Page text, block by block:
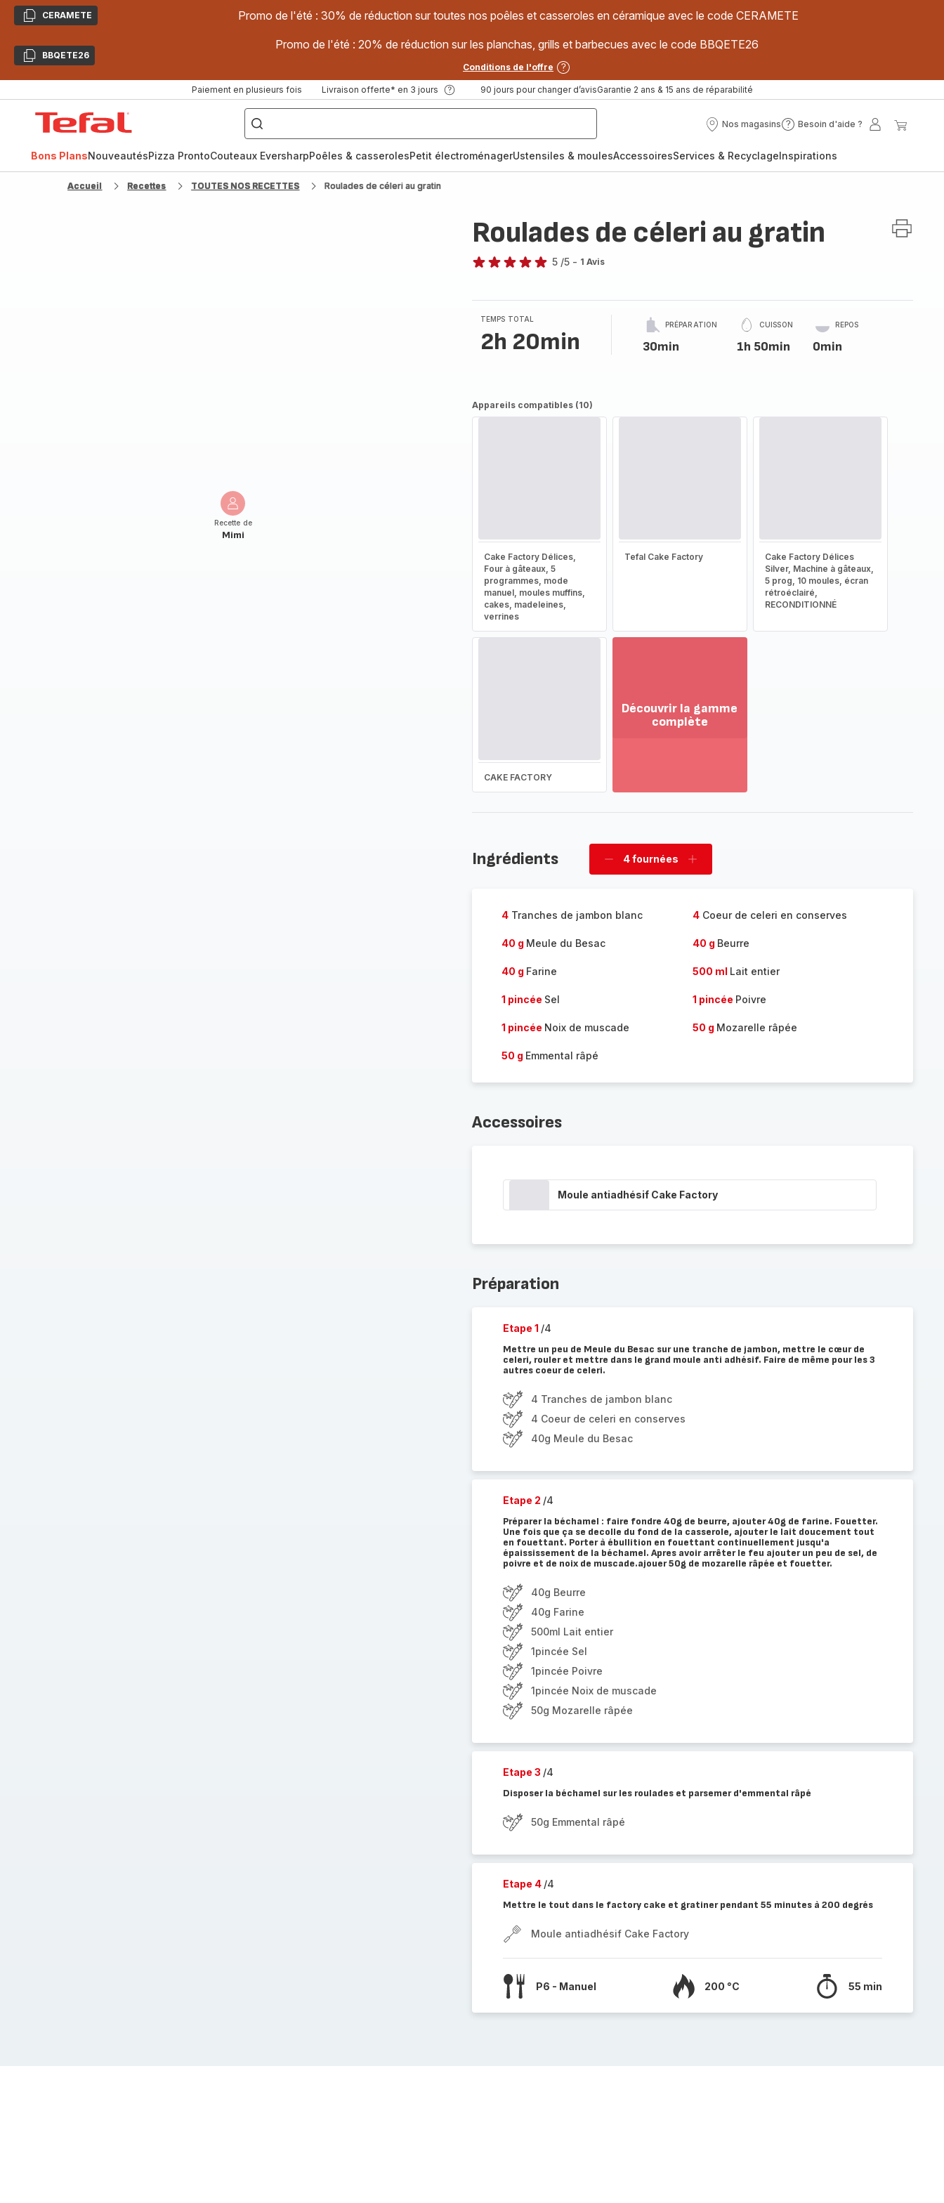
CopierCERAMETE Promo de l'été : 30% de réduction sur toutes nos poêles et casseroles en céramique avec le code CERAMETE
CopierBBQETE26
Promo de l'été : 20% de réduction sur les planchas, grills et barbecues avec le code BBQETE26
Conditions de l'offre
Paiement en plusieurs fois Livraison offerte* en 3 jours 90 jours pour changer d’avisGarantie 2 ans & 15 ans de réparabilité
["Poêles
inox,
Cake
Factory,
Nos magasins
Nos
Besoin d'aide ?
Besoin
?
Mon
Bons PlansNouveautésPizza ProntoCouteaux EversharpPoêles & casserolesPetit électroménagerUstensiles & moulesAccessoiresServices & RecyclageInspirations
Accueil Recettes TOUTES NOS RECETTES Roulades de céleri au gratin
Recette de
Mimi
Roulades de céleri au gratin
étoiles
(moyenne)
5 /5 - 1 Avis
TEMPS TOTAL
2h 20min
PRÉPARATION
30min
CUISSON
1h 50min
REPOS
0min
Appareils compatibles (10)
Cake Factory Délices,
Four à gâteaux, 5
programmes, mode
manuel, moules muffins,
cakes, madeleines,
verrines
Tefal Cake Factory
Cake Factory Délices
Silver, Machine à gâteaux,
5 prog, 10 moules, écran
rétroéclairé,
RECONDITIONNÉ
CAKE FACTORY
Découvrir la gamme
complète
la
Ingrédients
Supprimer
4 fournées
Ajouter
4Tranches de jambon blanc 4Coeur de celeri en conserves
40 g Meule du Besac 40 g Beurre
40 g Farine 500 ml Lait entier
1 pincée Sel 1 pincée Poivre
1 pincée Noix de muscade 50 g Mozarelle râpée
50 g Emmental râpé
Accessoires
Moule antiadhésif Cake Factory
Préparation
Etape 1 /4
Mettre un peu de Meule du Besac sur une tranche de jambon, mettre le cœur de
celeri, rouler et mettre dans le grand moule anti adhésif. Faire de même pour les 3
autres coeur de celeri.
4 Tranches de jambon blanc
4 Coeur de celeri en conserves
40g Meule du Besac
Etape 2 /4
Préparer la béchamel : faire fondre 40g de beurre, ajouter 40g de farine. Fouetter.
Une fois que ça se decolle du fond de la casserole, ajouter le lait doucement tout
en fouettant. Porter à ébullition en fouettant continuellement jusqu'a
épaississement de la béchamel. Apres avoir arrêter le feu ajouter un peu de sel, de
poivre et de noix de muscade.ajouer 50g de mozarelle râpée et fouetter.
40g Beurre
40g Farine
500ml Lait entier
1pincée Sel
1pincée Poivre
1pincée Noix de muscade
50g Mozarelle râpée
Etape 3 /4
Disposer la béchamel sur les roulades et parsemer d'emmental râpé
50g Emmental râpé
Etape 4 /4
Mettre le tout dans le factory cake et gratiner pendant 55 minutes à 200 degrés
Moule antiadhésif Cake Factory
P6 - Manuel 200 °C 55 min